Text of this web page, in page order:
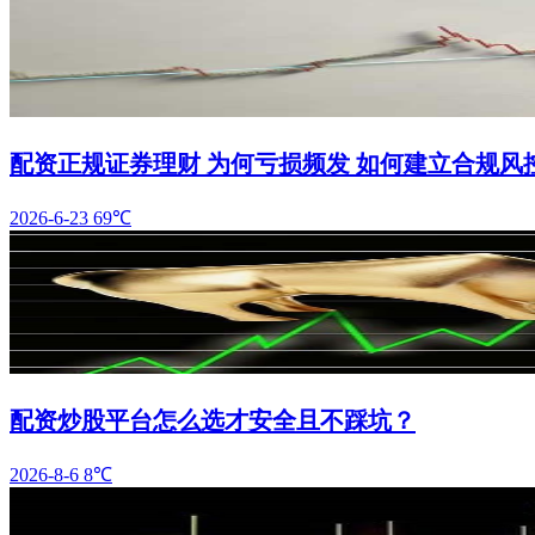
配资正规证券理财 为何亏损频发 如何建立合规风
2026-6-23 69℃
配资炒股平台怎么选才安全且不踩坑？
2026-8-6 8℃